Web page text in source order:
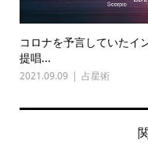
コロナを予言していたイ
提唱...
2021.09.09 占星術